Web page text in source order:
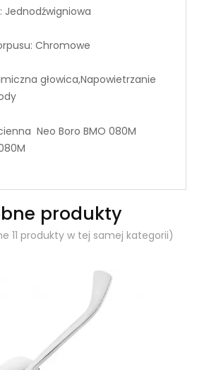
Jednodźwigniowa
Chromowe
głowica,Napowietrzanie
Neo Boro BMO 080M
produkty
11 produkty w tej samej kategorii)